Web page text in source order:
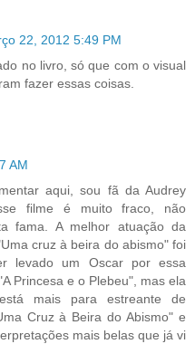
22, 2012 5:49 PM
no livro, só que com o visual
fazer essas coisas.
AM
aqui, sou fã da Audrey
filme é muito fraco, não
fama. A melhor atuação da
cruz à beira do abismo" foi
levado um Oscar por essa
Princesa e o Plebeu", mas ela
mais para estreante de
Cruz à Beira do Abismo" e
mais belas que já vi